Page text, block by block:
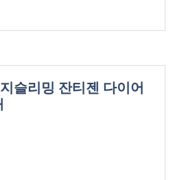
슬리밍 잔티젠 다이어